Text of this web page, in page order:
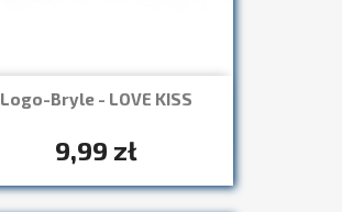
Logo-Bryle - LOVE KISS
9,99 zł
Szybki podgląd